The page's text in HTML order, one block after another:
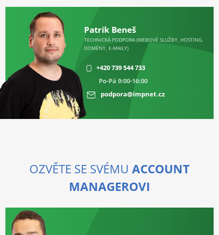
Patrik Beneš
TECHNICKÁ PODPORA (WEBOVÉ SLUŽBY, HOSTING,
DOMÉNY, E-MAILY)
+420 739 544 733
Po-Pá 9:00-16:00
podpora@impnet.cz
OZVĚTE SE SVÉMU ACCOUNT
MANAGEROVI